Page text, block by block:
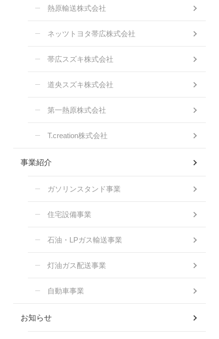
熱原輸送株式会社
ネッツトヨタ帯広株式会社
帯広スズキ株式会社
道央スズキ株式会社
第一熱原株式会社
T.creation株式会社
事業紹介
ガソリンスタンド事業
住宅設備事業
石油・LPガス輸送事業
灯油ガス配送事業
自動車事業
お知らせ